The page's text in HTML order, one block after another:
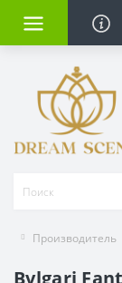
Производитель